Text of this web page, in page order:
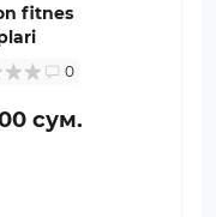
fitnes
0
сум.